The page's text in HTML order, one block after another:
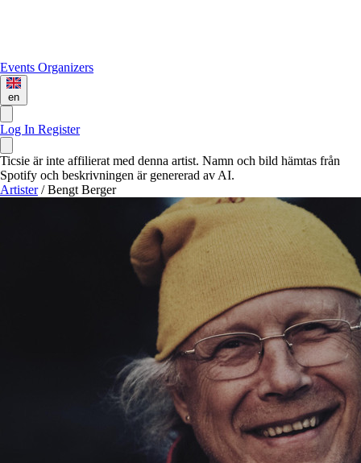
Events Organizers
en
Log In Register
Ticsie är inte affilierat med denna artist. Namn och bild hämtas från
Spotify och beskrivningen är genererad av AI.
Artister / Bengt Berger